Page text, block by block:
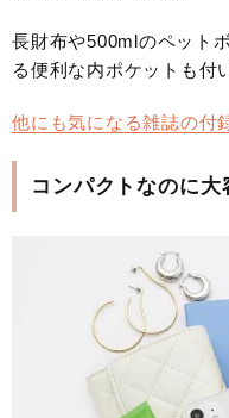
長財布や500mlのペット
る便利な内ポケットも付
他にも気になる雑誌の付
コンパクトなのに大